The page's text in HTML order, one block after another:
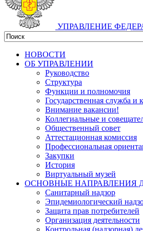
УПРАВЛЕНИЕ
НОВОСТИ
ОБ УПРАВЛЕНИИ
Руководство
Структура
Функции и полномочия
Государственная служба и
Внимание вакансии!
Коллегиальные и
Общественный совет
Аттестационная комиссия
Профессиональная
Закупки
История
Виртуальный музей
ОСНОВНЫЕ НАПРАВЛЕНИЯ
Санитарный надзор
Эпидемиологический
Защита прав потребителей
Организация деятельности
Контрольная (надзорная)